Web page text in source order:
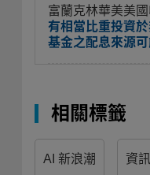
富蘭克林華美美
有相當比重投資
基金之配息來源
相關標籤
AI 新浪潮 資